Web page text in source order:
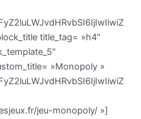
title_tag= »h4″
»Monopoly »
jeu-monopoly/ »]